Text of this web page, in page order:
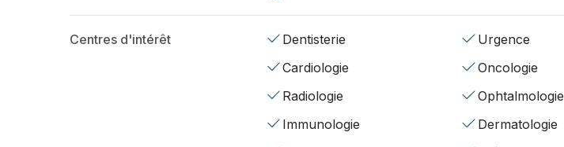
Centres d'intérêt Dentisterie
Urgence
Cardiologie
Oncologie
Radiologie
Ophtalmologie
Immunologie
Dermatologie